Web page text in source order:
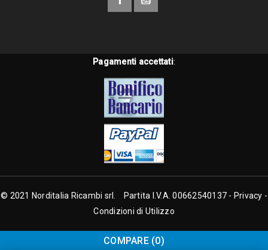
Pagamenti accettati:
© 2021 Norditalia Ricambi srl. Partita I.V.A. 00662540137 - Privacy -
Condizioni di Utilizzo
COMPARE (0)